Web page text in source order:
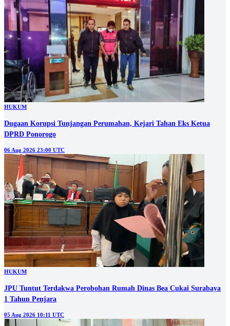
HUKUM
Dugaan Korupsi Tunjangan Perumahan, Kejari Tahan Eks Ketua
DPRD Ponorogo
06 Aug 2026 23:00 UTC
HUKUM
JPU Tuntut Terdakwa Perobohan Rumah Dinas Bea Cukai Surabaya
1 Tahun Penjara
05 Aug 2026 10:11 UTC